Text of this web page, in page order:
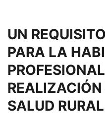
UN
PARA LA
SALUD RURAL